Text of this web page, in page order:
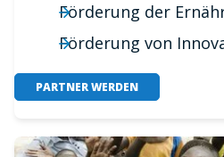
Förderung der
Förderung von
PARTNER WERDEN